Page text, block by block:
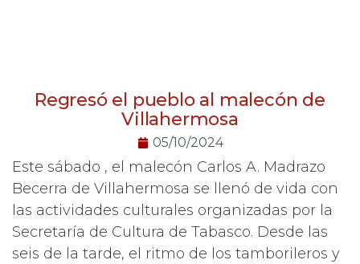
Regresó el pueblo al malecón de
Villahermosa
05/10/2024
Este sábado , el malecón Carlos A. Madrazo
Becerra de Villahermosa se llenó de vida con
las actividades culturales organizadas por la
Secretaría de Cultura de Tabasco. Desde las
seis de la tarde, el ritmo de los tamborileros y